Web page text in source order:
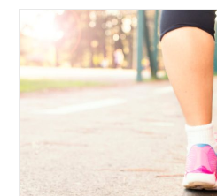
Dvije
Taktike
U
Trčanju